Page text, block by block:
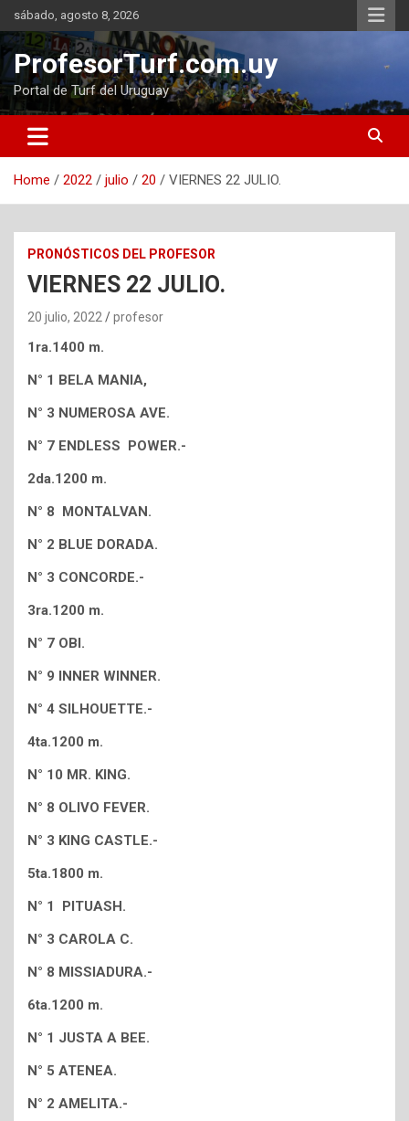
Skip
to
content
sábado, agosto 8, 2026
ProfesorTurf.com.uy
Portal de Turf del Uruguay
Home 2022 julio 20 VIERNES 22 JULIO.
PRONÓSTICOS DEL PROFESOR
VIERNES 22 JULIO.
20 julio, 2022 profesor
1ra.1400 m.
N° 1 BELA MANIA,
N° 3 NUMEROSA AVE.
N° 7 ENDLESS POWER.-
2da.1200 m.
N° 8 MONTALVAN.
N° 2 BLUE DORADA.
N° 3 CONCORDE.-
3ra.1200 m.
N° 7 OBI.
N° 9 INNER WINNER.
N° 4 SILHOUETTE.-
4ta.1200 m.
N° 10 MR. KING.
N° 8 OLIVO FEVER.
N° 3 KING CASTLE.-
5ta.1800 m.
N° 1 PITUASH.
N° 3 CAROLA C.
N° 8 MISSIADURA.-
6ta.1200 m.
N° 1 JUSTA A BEE.
N° 5 ATENEA.
N° 2 AMELITA.-